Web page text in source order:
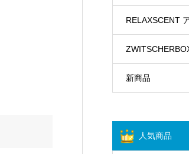
RELAXSCENT
新商品
人気商品